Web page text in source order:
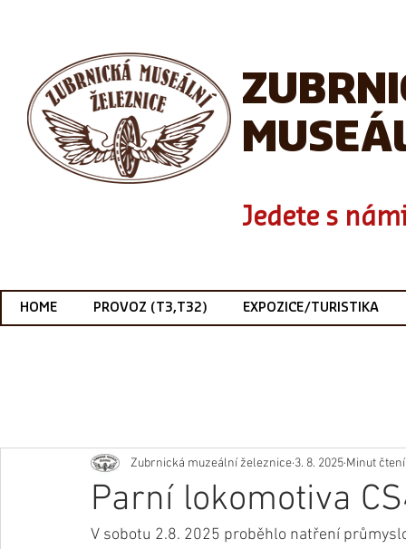
Jedete s
HOME PROVOZ (T3,T32) EXPOZICE/TURISTIKA
Parní lokomotiva
Zubrnická muzeální železnice 3. 8. 2025 Minut
V sobotu 2.8. 2025 proběhlo natření